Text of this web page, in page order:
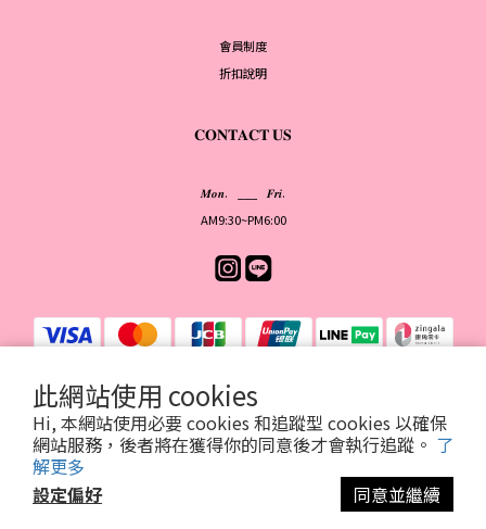
此網站使用 cookies
Hi, 本網站使用必要 cookies 和追蹤型 cookies 以確保
網站服務，後者將在獲得你的同意後才會執行追蹤。 了
解更多
設定偏好
同意並繼續
會員制度
折扣說明
𝐂𝐎𝐍𝐓𝐀𝐂𝐓 𝐔𝐒
𝑴𝒐𝒏. ___ 𝑭𝒓𝒊.
AM9:30~PM6:00
提醒您，我們不會以電話或簡訊方式通知變更付款方式。